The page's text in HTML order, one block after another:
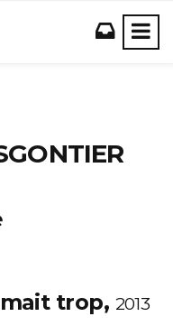
trop, 2013